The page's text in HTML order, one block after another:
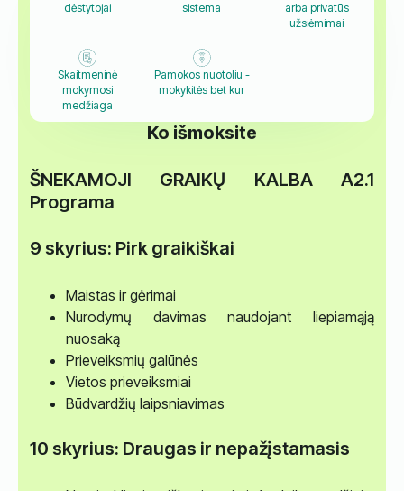
dėstytojai
sistema
arba privatūs
užsiėmimai
Skaitmeninė
mokymosi
medžiaga
Pamokos nuotoliu -
mokykitės bet kur
Ko išmoksite
ŠNEKAMOJI GRAIKŲ KALBA A2.1
Programa
9 skyrius: Pirk graikiškai
Maistas ir gėrimai
Nurodymų davimas naudojant liepiamąją
nuosaką
Prieveiksmių galūnės
Vietos prieveiksmiai
Būdvardžių laipsniavimas
10 skyrius: Draugas ir nepažįstamasis